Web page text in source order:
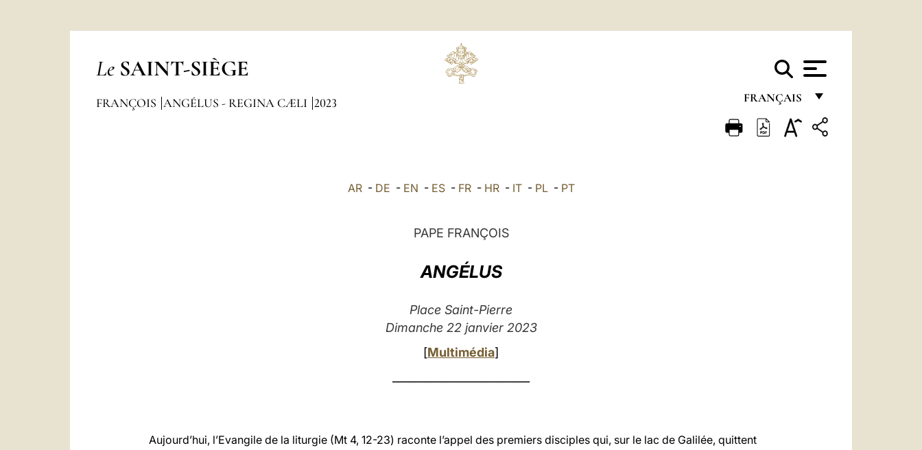
Le SAINT-SIÈGE
FRANÇAIS
FRANÇAIS
FRANÇOIS ANGÉLUS - REGINA CÆLI 2023
AR- DE - EN - ES- FR- HR- IT- PL- PT
PAPE FRANÇOIS
ANGÉLUS
Place Saint-Pierre
Dimanche 22 janvier 2023
[Multimédia]
Aujourd’hui, l’Evangile de la liturgie (Mt 4, 12-23) raconte l’appel des premiers disciples qui, sur le lac de Galilée, quittent